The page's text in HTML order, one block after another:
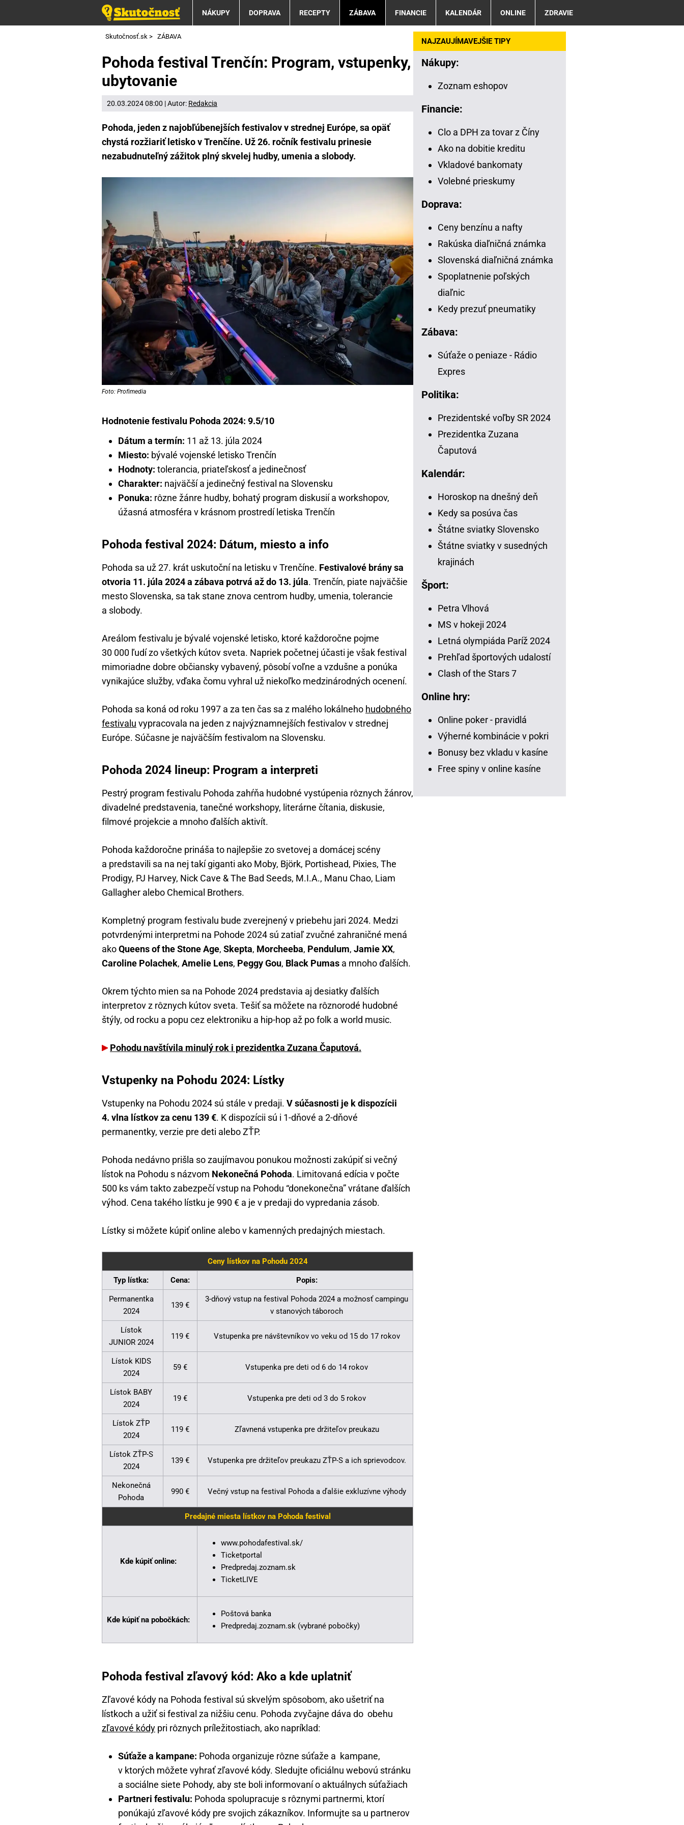
NÁKUPY DOPRAVA RECEPTY ZÁBAVA FINANCIE KALENDÁR ONLINE ZDRAVIE
Skutočnosť.sk > ZÁBAVA
Pohoda festival Trenčín: Program, vstupenky,
ubytovanie
20.03.2024 08:00 | Autor: Redakcia
Pohoda, jeden z najobľúbenejších festivalov v strednej Európe, sa opäť
chystá rozžiariť letisko v Trenčíne. Už 26. ročník festivalu prinesie
nezabudnuteľný zážitok plný skvelej hudby, umenia a slobody.
Foto: Profimedia
Hodnotenie festivalu Pohoda 2024: 9.5/10
Dátum a termín: 11 až 13. júla 2024
Miesto: bývalé vojenské letisko Trenčín
Hodnoty: tolerancia, priateľskosť a jedinečnosť
Charakter: najväčší a jedinečný festival na Slovensku
Ponuka: rôzne žánre hudby, bohatý program diskusií a workshopov,
úžasná atmosféra v krásnom prostredí letiska Trenčín
Pohoda festival 2024: Dátum, miesto a info
Pohoda sa už 27. krát uskutoční na letisku v Trenčíne. Festivalové brány sa
otvoria 11. júla 2024 a zábava potrvá až do 13. júla. Trenčín, piate najväčšie
mesto Slovenska, sa tak stane znova centrom hudby, umenia, tolerancie
a slobody.
Areálom festivalu je bývalé vojenské letisko, ktoré každoročne pojme
30 000 ľudí zo všetkých kútov sveta. Napriek početnej účasti je však festival
mimoriadne dobre občiansky vybavený, pôsobí voľne a vzdušne a ponúka
vynikajúce služby, vďaka čomu vyhral už niekoľko medzinárodných ocenení.
Pohoda sa koná od roku 1997 a za ten čas sa z malého lokálneho hudobného
festivalu vypracovala na jeden z najvýznamnejších festivalov v strednej
Európe. Súčasne je najväčším festivalom na Slovensku.
Pohoda 2024 lineup: Program a interpreti
Pestrý program festivalu Pohoda zahŕňa hudobné vystúpenia rôznych žánrov,
divadelné predstavenia, tanečné workshopy, literárne čítania, diskusie,
filmové projekcie a mnoho ďalších aktivít.
Pohoda každoročne prináša to najlepšie zo svetovej a domácej scény
a predstavili sa na nej takí giganti ako Moby, Björk, Portishead, Pixies, The
Prodigy, PJ Harvey, Nick Cave & The Bad Seeds, M.I.A., Manu Chao, Liam
Gallagher alebo Chemical Brothers.
Kompletný program festivalu bude zverejnený v priebehu jari 2024. Medzi
potvrdenými interpretmi na Pohode 2024 sú zatiaľ zvučné zahraničné mená
akoQueens of the Stone Age, Skepta, Morcheeba, Pendulum, Jamie XX,
Caroline Polachek, Amelie Lens, Peggy Gou, Black Pumas a mnoho ďalších.
Okrem týchto mien sa na Pohode 2024 predstavia aj desiatky ďalších
interpretov z rôznych kútov sveta. Tešiť sa môžete na rôznorodé hudobné
štýly, od rocku a popu cez elektroniku a hip-hop až po folk a world music.
Pohodu navštívila minulý rok i prezidentka Zuzana Čaputová.
Vstupenky na Pohodu 2024: Lístky
Vstupenky na Pohodu 2024 sú stále v predaji. V súčasnosti je k dispozícii
4. vlna lístkov za cenu 139 €. K dispozícii sú i 1-dňové a 2-dňové
permanentky, verzie pre deti alebo ZŤP.
Pohoda nedávno prišla so zaujímavou ponukou možnosti zakúpiť si večný
lístok na Pohodu s názvom Nekonečná Pohoda. Limitovaná edícia v počte
500 ks vám takto zabezpečí vstup na Pohodu “donekonečna” vrátane ďalších
výhod. Cena takého lístku je 990 € a je v predaji do vypredania zásob.
Lístky si môžete kúpiť online alebo v kamenných predajných miestach.
Ceny lístkov na Pohodu 2024
Typ lístka: Cena: Popis:
Permanentka
2024
139 €
3-dňový vstup na festival Pohoda 2024 a možnosť campingu
v stanových táboroch
Lístok
JUNIOR 2024
119 € Vstupenka pre návštevníkov vo veku od 15 do 17 rokov
Lístok KIDS
2024
59 € Vstupenka pre deti od 6 do 14 rokov
Lístok BABY
2024
19 € Vstupenka pre deti od 3 do 5 rokov
Lístok ZŤP
2024
119 € Zľavnená vstupenka pre držiteľov preukazu
Lístok ZŤP-S
2024
139 € Vstupenka pre držiteľov preukazu ZŤP-S a ich sprievodcov.
Nekonečná
Pohoda
990 € Večný vstup na festival Pohoda a ďalšie exkluzívne výhody
Predajné miesta lístkov na Pohoda festival
Kde kúpiť online:
www.pohodafestival.sk/
Ticketportal
Predpredaj.zoznam.sk
TicketLIVE
Kde kúpiť na pobočkách:
Poštová banka
Predpredaj.zoznam.sk (vybrané pobočky)
Pohoda festival zľavový kód: Ako a kde uplatniť
Zľavové kódy na Pohoda festival sú skvelým spôsobom, ako ušetriť na
lístkoch a užiť si festival za nižšiu cenu. Pohoda zvyčajne dáva do obehu
zľavové kódy pri rôznych príležitostiach, ako napríklad:
Súťaže a kampane: Pohoda organizuje rôzne súťaže a kampane,
v ktorých môžete vyhrať zľavové kódy. Sledujte oficiálnu webovú stránku
a sociálne siete Pohody, aby ste boli informovaní o aktuálnych súťažiach
Partneri festivalu: Pohoda spolupracuje s rôznymi partnermi, ktorí
ponúkajú zľavové kódy pre svojich zákazníkov. Informujte sa u partnerov
NAJZAUJÍMAVEJŠIE TIPY
Nákupy:
Zoznam eshopov
Financie:
Clo a DPH za tovar z Číny
Ako na dobitie kreditu
Vkladové bankomaty
Volebné prieskumy
Doprava:
Ceny benzínu a nafty
Rakúska diaľničná známka
Slovenská diaľničná známka
Spoplatnenie poľských
diaľnic
Kedy prezuť pneumatiky
Zábava:
Súťaže o peniaze - Rádio
Expres
Politika:
Prezidentské voľby SR 2024
Prezidentka Zuzana
Čaputová
Kalendár:
Horoskop na dnešný deň
Kedy sa posúva čas
Štátne sviatky Slovensko
Štátne sviatky v susedných
krajinách
Šport:
Petra Vlhová
MS v hokeji 2024
Letná olympiáda Paríž 2024
Prehľad športových udalostí
Clash of the Stars 7
Online hry:
Online poker - pravidlá
Výherné kombinácie v pokri
Bonusy bez vkladu v kasíne
Free spiny v online kasíne